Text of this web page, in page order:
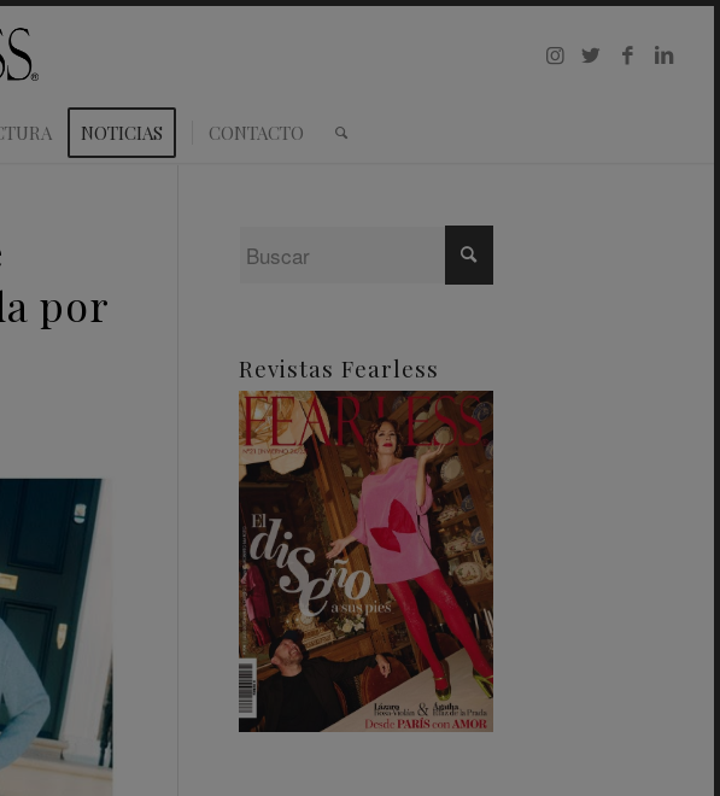
NOTICIAS CONTACTO
por
Revistas Fearless